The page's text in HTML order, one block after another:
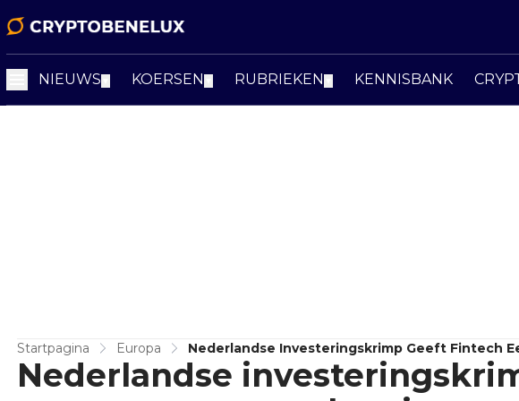
NIEUWS KOERSEN RUBRIEKEN KENNISBANK
Startpagina Europa Nederlandse Investeringskrimp Geeft Fintech
Nederlandse